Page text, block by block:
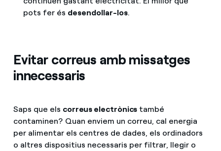
pots fer és desendollar-los.
Evitar correus amb missatges
innecessaris
Saps que els correus electrònics també
contaminen? Quan enviem un correu, cal energia
per alimentar els centres de dades, els ordinadors
o altres dispositius necessaris per filtrar, llegir o